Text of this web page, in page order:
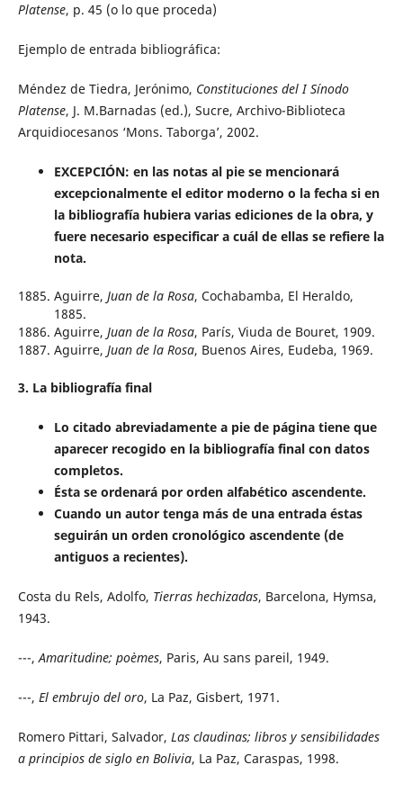
Platense, p. 45 (o lo que proceda)
Ejemplo de entrada bibliográfica:
Méndez de Tiedra, Jerónimo, Constituciones del I Sínodo
Platense, J. M.Barnadas (ed.), Sucre, Archivo-Biblioteca
Arquidiocesanos ‘Mons. Taborga’, 2002.
EXCEPCIÓN: en las notas al pie se mencionará
excepcionalmente el editor moderno o la fecha si en
la bibliografía hubiera varias ediciones de la obra, y
fuere necesario especificar a cuál de ellas se refiere la
nota.
Aguirre, Juan de la Rosa, Cochabamba, El Heraldo,
1885.
Aguirre, Juan de la Rosa, París, Viuda de Bouret, 1909.
Aguirre, Juan de la Rosa, Buenos Aires, Eudeba, 1969.
3. La bibliografía final
Lo citado abreviadamente a pie de página tiene que
aparecer recogido en la bibliografía final con datos
completos.
Ésta se ordenará por orden alfabético ascendente.
Cuando un autor tenga más de una entrada éstas
seguirán un orden cronológico ascendente (de
antiguos a recientes).
Costa du Rels, Adolfo, Tierras hechizadas, Barcelona, Hymsa,
1943.
---,Amaritudine; poèmes, Paris, Au sans pareil, 1949.
---, El embrujo del oro, La Paz, Gisbert, 1971.
Romero Pittari, Salvador, Las claudinas; libros y sensibilidades
a principios de siglo en Bolivia, La Paz, Caraspas, 1998.